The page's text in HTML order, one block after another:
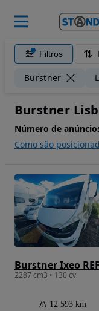
Filtros
Burstner
Burstner
Número de
Como são
Burstner Ixeo
2287 cm3 • 130 cv
12 593 km